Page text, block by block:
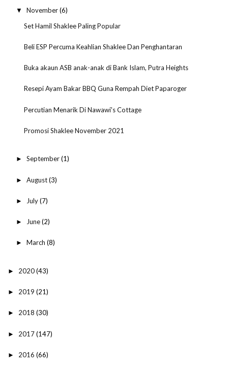
▼ November(6)
Set Hamil Shaklee Paling Popular
Beli ESP Percuma Keahlian Shaklee Dan Penghantaran
Buka akaun ASB anak-anak di Bank Islam, Putra Heights
Resepi Ayam Bakar BBQ Guna Rempah Diet Paparoger
Percutian Menarik Di Nawawi's Cottage
Promosi Shaklee November 2021
► September(1)
► August(3)
► July(7)
► June(2)
► March (8)
► 2020(43)
► 2019 (21)
► 2018 (30)
► 2017(147)
► 2016 (66)